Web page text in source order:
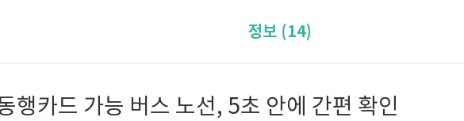
정보 (14)
행카드 가능 버스 노선, 5초 안에 간편 확인